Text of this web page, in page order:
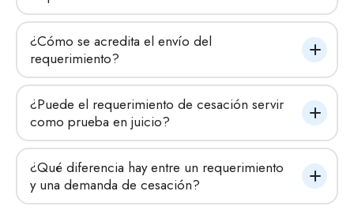
¿Cómo se acredita el envío del
requerimiento?
¿Puede el requerimiento de cesación servir
como prueba en juicio?
¿Qué diferencia hay entre un requerimiento
y una demanda de cesación?